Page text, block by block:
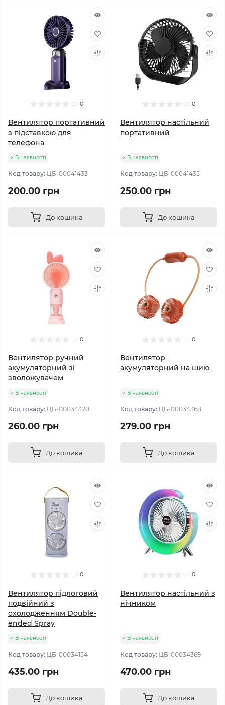
0
Вентилятор портативний
з підставкою для
телефона
В наявності
Код товару: ЦБ-00041433
200.00 грн
До кошика
0
Вентилятор настільний
портативний
В наявності
Код товару: ЦБ-00041435
250.00 грн
До кошика
0
Вентилятор ручний
акумуляторний зі
зволожувачем
В наявності
Код товару: ЦБ-00034370
260.00 грн
До кошика
0
Вентилятор
акумуляторний на шию
В наявності
Код товару: ЦБ-00034368
279.00 грн
До кошика
0
Вентилятор підлоговий
подвійний з
охолодженням Double-
ended Spray
В наявності
Код товару: ЦБ-00034154
435.00 грн
До кошика
0
Вентилятор настільний з
нічником
В наявності
Код товару: ЦБ-00034369
470.00 грн
До кошика